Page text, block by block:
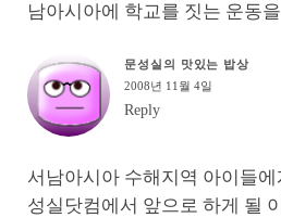
남아시아에 학교를 짓는 운동
문성실의 맛있는 밥상
2008년 11월 4일
Reply
서남아시아 수해지역 아이들
성실닷컴에서 앞으로 하게 될